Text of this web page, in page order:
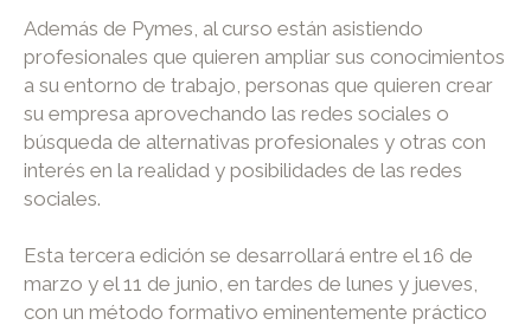
Además de Pymes, al curso están asistiendo
profesionales que quieren ampliar sus conocimientos
a su entorno de trabajo, personas que quieren crear
su empresa aprovechando las redes sociales o
búsqueda de alternativas profesionales y otras con
interés en la realidad y posibilidades de las redes
sociales.
Esta tercera edición se desarrollará entre el 16 de
marzo y el 11 de junio, en tardes de lunes y jueves,
con un método formativo eminentemente práctico